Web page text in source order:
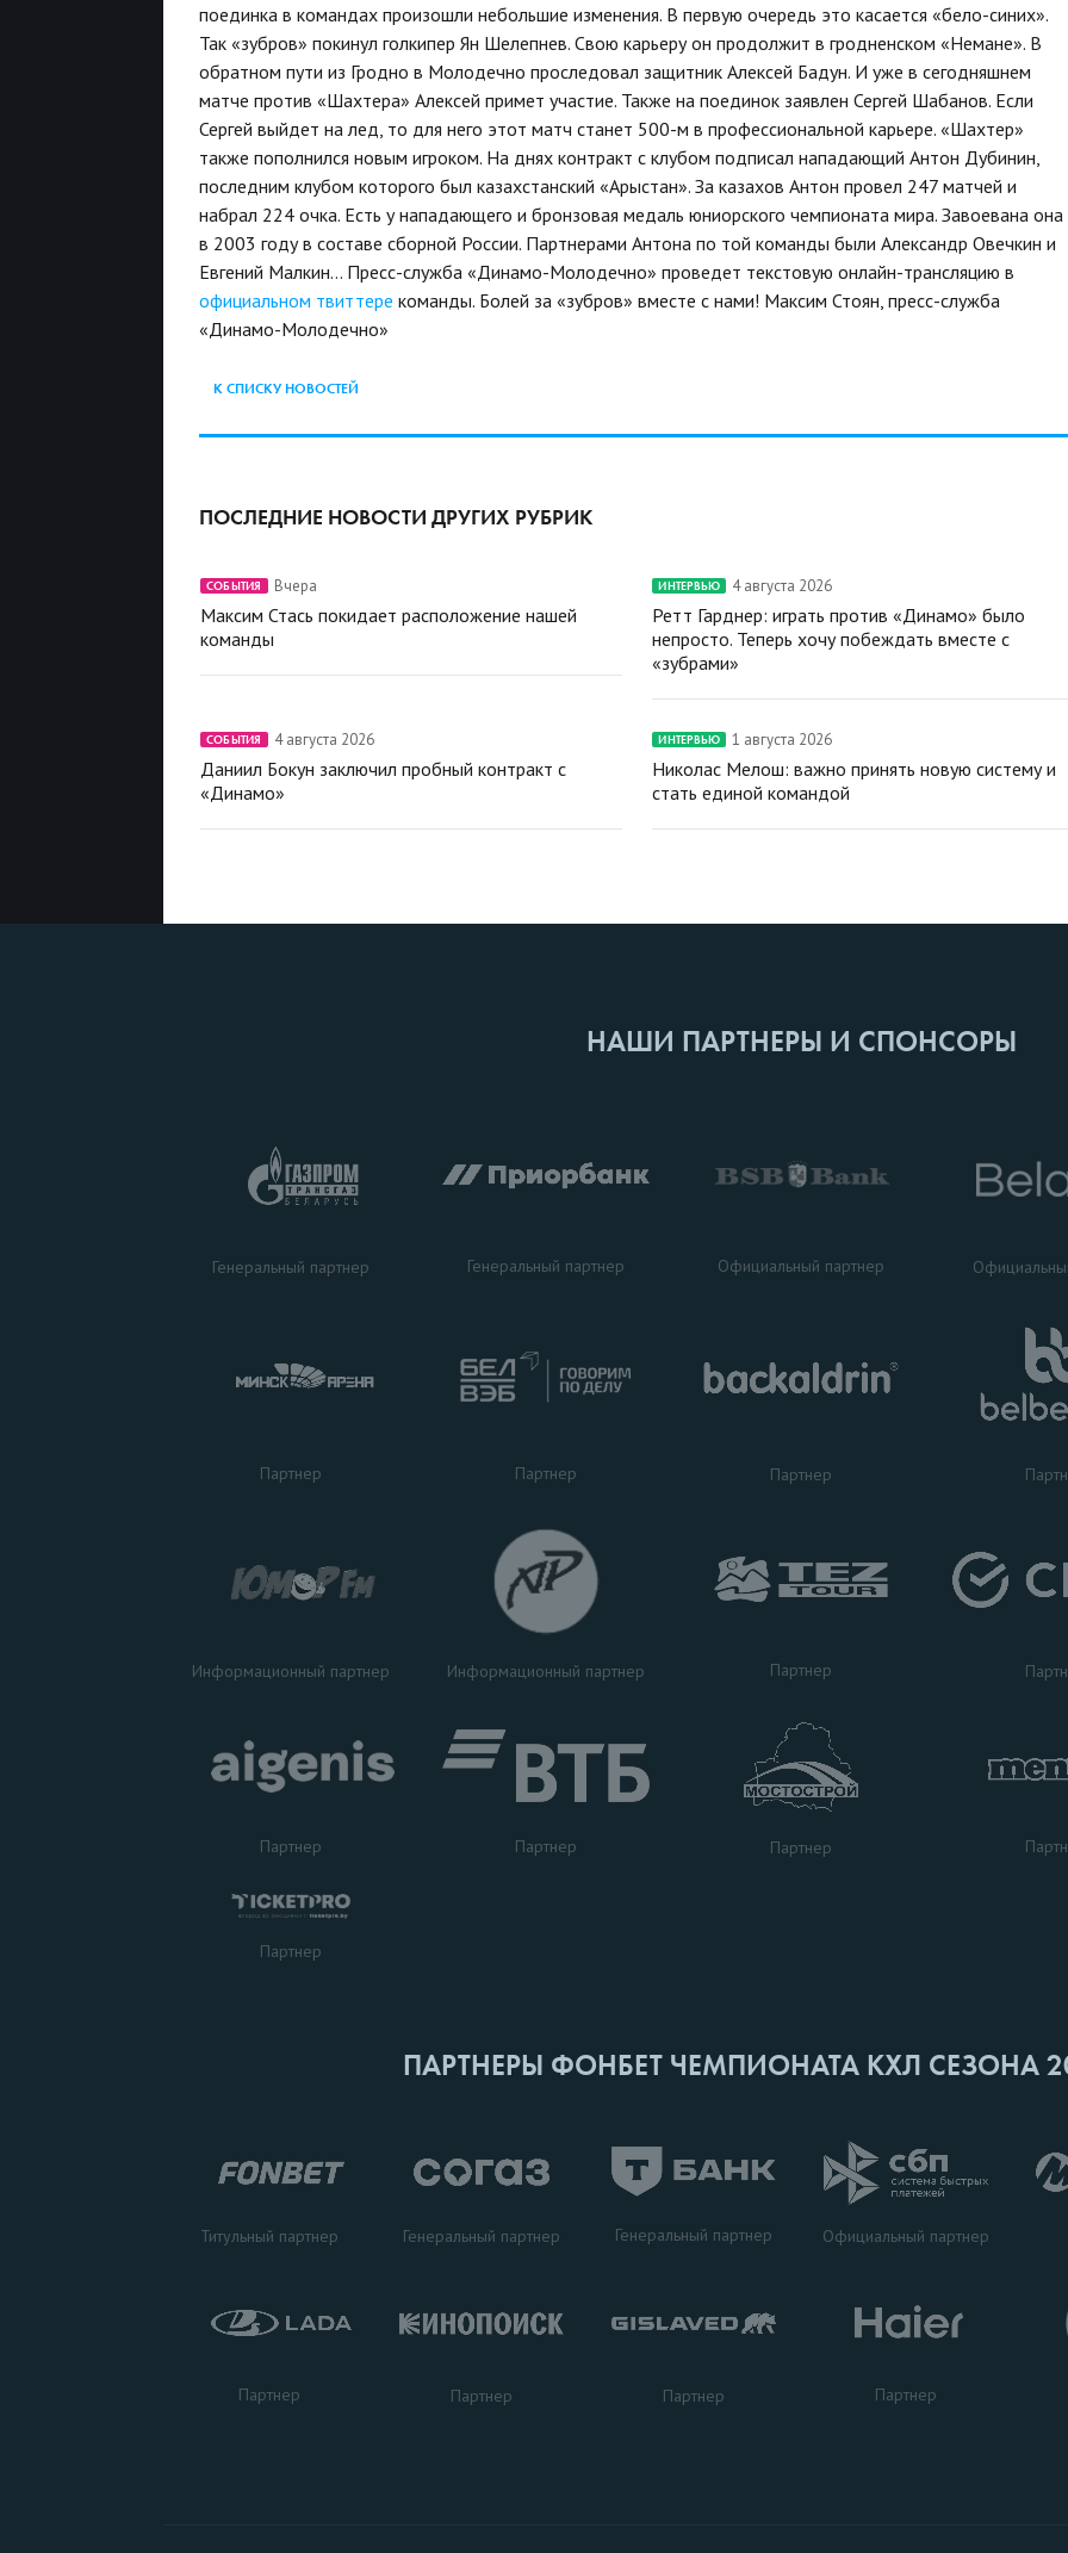
поединка в командах произошли небольшие изменения. В первую очередь это касается «бело-синих».
Так «зубров» покинул голкипер Ян Шелепнев. Свою карьеру он продолжит в гродненском «Немане». В
обратном пути из Гродно в Молодечно проследовал защитник Алексей Бадун. И уже в сегодняшнем
матче против «Шахтера» Алексей примет участие. Также на поединок заявлен Сергей Шабанов. Если
Сергей выйдет на лед, то для него этот матч станет 500-м в профессиональной карьере. «Шахтер»
также пополнился новым игроком. На днях контракт с клубом подписал нападающий Антон Дубинин,
последним клубом которого был казахстанский «Арыстан». За казахов Антон провел 247 матчей и
набрал 224 очка. Есть у нападающего и бронзовая медаль юниорского чемпионата мира. Завоевана она
в 2003 году в составе сборной России. Партнерами Антона по той команды были Александр Овечкин и
Евгений Малкин… Пресс-служба «Динамо-Молодечно» проведет текстовую онлайн-трансляцию в
официальном твиттере команды. Болей за «зубров» вместе с нами! Максим Стоян, пресс-служба
«Динамо-Молодечно»
К СПИСКУ НОВОСТЕЙ
ПОСЛЕДНИЕ НОВОСТИ ДРУГИХ РУБРИК
СОБЫТИЯ Вчера
Максим Стась покидает расположение нашей
команды
ИНТЕРВЬЮ 4 августа 2026
Ретт Гарднер: играть против «Динамо» было
непросто. Теперь хочу побеждать вместе с
«зубрами»
СОБЫТИЯ 4 августа 2026
Даниил Бокун заключил пробный контракт с
«Динамо»
ИНТЕРВЬЮ 1 августа 2026
Николас Мелош: важно принять новую систему и
стать единой командой
НАШИ ПАРТНЕРЫ И СПОНСОРЫ
Генеральный партнер Генеральный партнер Официальный партнер
Партнер Партнер Партнер
Информационный партнер Информационный партнер Партнер
Партнер Партнер Партнер
Партнер
ПАРТНЕРЫ ФОНБЕТ ЧЕМПИОНАТА КХЛ СЕЗОНА
Титульный партнер Генеральный партнер Генеральный партнер Официальный партнер
Партнер Партнер Партнер Партнер